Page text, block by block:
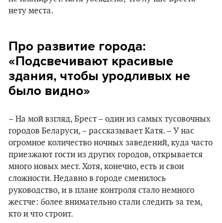
нету места.
Про развитие города:
«Подсвечивают красивые
здания, чтобы уродливых не
было видно»
– На мой взгляд, Брест – один из самых тусовочных
городов Беларуси, – рассказывает Катя. – У нас
огромное количество ночных заведений, куда часто
приезжают гости из других городов, открывается
много новых мест. Хотя, конечно, есть и свои
сложности. Недавно в городе сменилось
руководство, и в плане контроля стало немного
жестче: более внимательно стали следить за тем,
кто и что строит.